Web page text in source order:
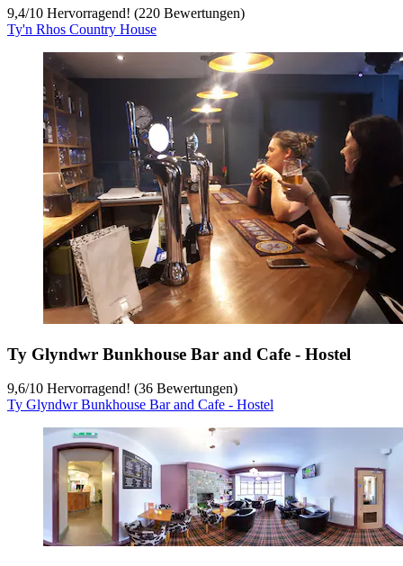
9,4/10 Hervorragend! (220 Bewertungen)
Ty'n Rhos Country House
Ty Glyndwr Bunkhouse Bar and Cafe - Hostel
9,6/10 Hervorragend! (36 Bewertungen)
Ty Glyndwr Bunkhouse Bar and Cafe - Hostel